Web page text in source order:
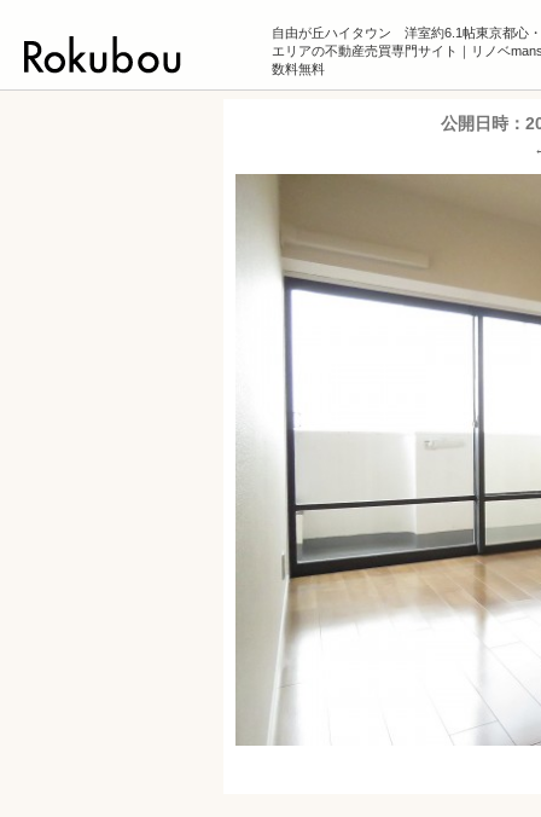
自由が丘ハイタウン 洋室約6.1帖東京都心
エリアの不動産売買専門サイト｜リノベ
数料無料
公開日時：